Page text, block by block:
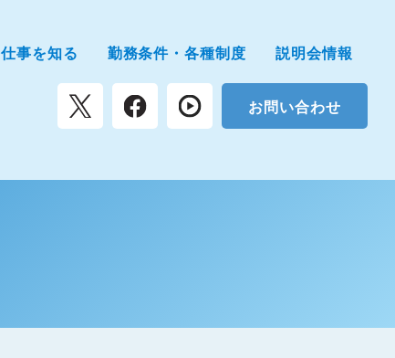
仕事を知る 勤務条件・各種制度 説明会情報
お問い合わせ